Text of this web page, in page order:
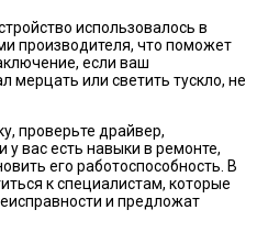
использовалось в
производителя, что поможет
если ваш
мерцать или светить тускло, не
проверьте драйвер,
вас есть навыки в ремонте,
его работоспособность. В
к специалистам, которые
и предложат